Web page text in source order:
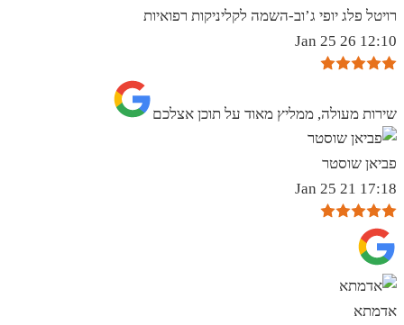
רויטל פלג יופי ג’וב-השמה לקליניקות רפואיות
12:10 26 Jan 25
שירות מעולה, ממליץ מאוד על תוכן אצלכם
פביאן שוסטר
17:18 21 Jan 25
אדמתא